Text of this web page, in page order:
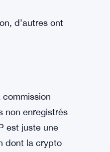
d’autres ont
non enregistrés
est juste une
dont la crypto